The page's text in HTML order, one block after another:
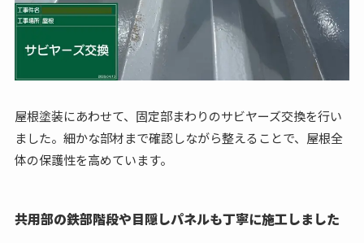
屋根塗装にあわせて、固定部まわりのサビヤーズ交換を行い
ました。細かな部材まで確認しながら整えることで、屋根全
体の保護性を高めています。
共用部の鉄部階段や目隠しパネルも丁寧に施工しました